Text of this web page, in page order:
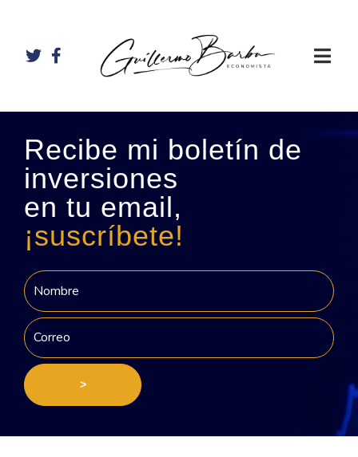
Recibe mi boletín de
inversiones
en tu email,
¡suscríbete!
>